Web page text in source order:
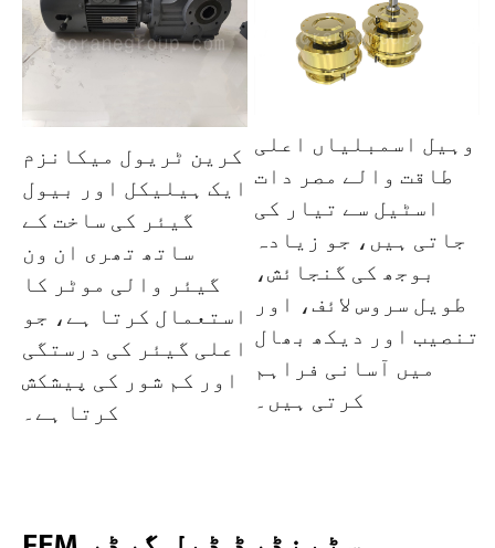
کرین ٹریول میکانزم
ایک ہیلیکل اور بیول
گیئر کی ساخت کے
ساتھ تھری ان ون
گیئر والی موٹر کا
استعمال کرتا ہے، جو
اعلی گیئر کی درستگی
اور کم شور کی پیشکش
کرتا ہے۔
وہیل اسمبلیاں اعلی
طاقت والے مصر دات
اسٹیل سے تیار کی
جاتی ہیں، جو زیادہ
بوجھ کی گنجائش،
طویل سروس لائف، اور
تنصیب اور دیکھ بھال
میں آسانی فراہم
کرتی ہیں۔